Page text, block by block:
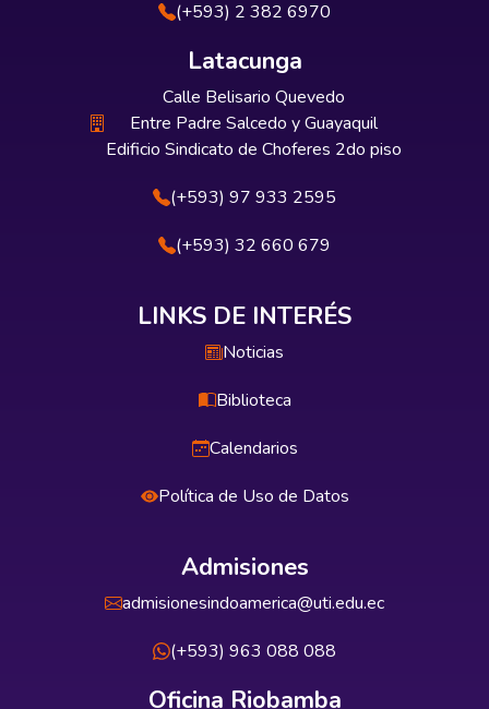
(+593) 2 382 6970
Latacunga
Calle Belisario Quevedo
Entre Padre Salcedo y Guayaquil
Edificio Sindicato de Choferes 2do piso
(+593) 97 933 2595
(+593) 32 660 679
LINKS DE INTERÉS
Noticias
Biblioteca
Calendarios
Política de Uso de Datos
Admisiones
admisionesindoamerica@uti.edu.ec
(+593) 963 088 088
Oficina Riobamba